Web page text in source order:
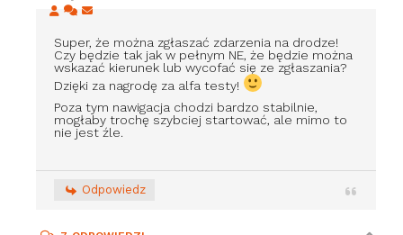
Super, że można zgłaszać zdarzenia na drodze!
Czy będzie tak jak w pełnym NE, że będzie można
wskazać kierunek lub wycofać się ze zgłaszania?
Dzięki za nagrodę za alfa testy!
Poza tym nawigacja chodzi bardzo stabilnie,
mogłaby trochę szybciej startować, ale mimo to
nie jest źle.
Odpowiedz